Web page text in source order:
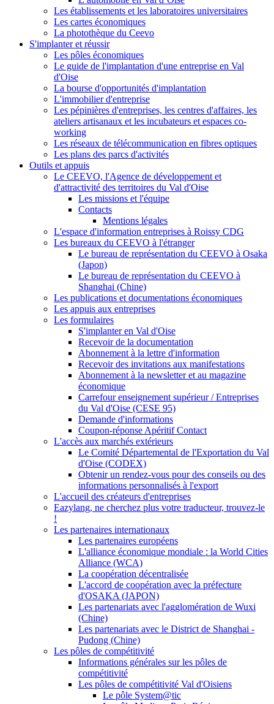
Les établissements et les laboratoires universitaires
Les cartes économiques
La photothèque du Ceevo
S'implanter et réussir
Les pôles économiques
Le guide de l'implantation d'une entreprise en Val
d'Oise
La bourse d'opportunités d'implantation
L'immobilier d'entreprise
Les pépinières d'entreprises, les centres d'affaires, les
ateliers artisanaux et les incubateurs et espaces co-
working
Les réseaux de télécommunication en fibres optiques
Les plans des parcs d'activités
Outils et appuis
Le CEEVO, l'Agence de développement et
d'attractivité des territoires du Val d'Oise
Les missions et l'équipe
Contacts
Mentions légales
L'espace d'information entreprises à Roissy CDG
Les bureaux du CEEVO à l'étranger
Le bureau de représentation du CEEVO à Osaka
(Japon)
Le bureau de représentation du CEEVO à
Shanghai (Chine)
Les publications et documentations économiques
Les appuis aux entreprises
Les formulaires
S'implanter en Val d'Oise
Recevoir de la documentation
Abonnement à la lettre d'information
Recevoir des invitations aux manifestations
Abonnement à la newsletter et au magazine
économique
Carrefour enseignement supérieur / Entreprises
du Val d'Oise (CESE 95)
Demande d'informations
Coupon-réponse Apéritif Contact
L'accès aux marchés extérieurs
Le Comité Départemental de l'Exportation du Val
d'Oise (CODEX)
Obtenir un rendez-vous pour des conseils ou des
informations personnalisés à l'export
L'accueil des créateurs d'entreprises
Eazylang, ne cherchez plus votre traducteur, trouvez-le
!
Les partenaires internationaux
Les partenaires européens
L'alliance économique mondiale : la World Cities
Alliance (WCA)
La coopération décentralisée
L'accord de coopération avec la préfecture
d'OSAKA (JAPON)
Les partenariats avec l'agglomération de Wuxi
(Chine)
Les partenariats avec le District de Shanghai -
Pudong (Chine)
Les pôles de compétitivité
Informations générales sur les pôles de
compétitivité
Les pôles de compétitivité Val d'Oisiens
Le pôle System@tic